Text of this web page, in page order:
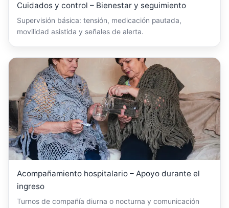
Cuidados y control – Bienestar y seguimiento
Supervisión básica: tensión, medicación pautada,
movilidad asistida y señales de alerta.
Acompañamiento hospitalario – Apoyo durante el
ingreso
Turnos de compañía diurna o nocturna y comunicación